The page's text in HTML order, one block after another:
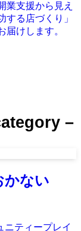
業支援から見え
する店づくり」
届けします。
–
かない
ニティープレイ